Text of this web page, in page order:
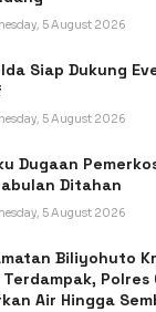
5 August 2026
Siap Dukung
5 August 2026
Dugaan
Ditahan
5 August 2026
Biliyohuto
Terdampak,
Air Hingga